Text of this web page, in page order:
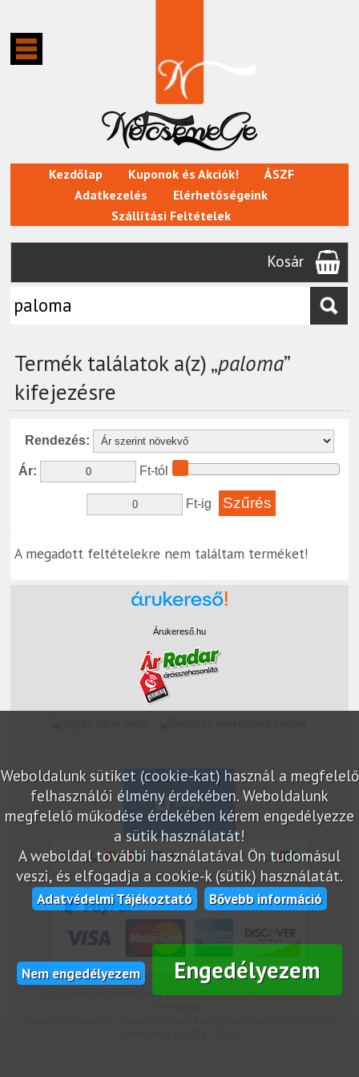
Kezdőlap Kuponok és Akciók!
ÁSZF
Adatkezelés
Elérhetőségeink
Szállítási Feltételek
Kosár
Termék találatok a(z) „paloma”
kifejezésre
Rendezés:
Ár: Ft-tól
Ft-ig
A megadott feltételekre nem találtam terméket!
Weboldalunk sütiket (cookie-kat) használ a megfelelő
felhasználói élmény érdekében. Weboldalunk
megfelelő működése érdekében kérem engedélyezze
a sütik használatát!
A weboldal további használatával Ön tudomásul
veszi, és elfogadja a cookie-k (sütik) használatát.
Adatvédelmi Tájékoztató Bővebb információ
Nem engedélyezem Engedélyezem
Árukereső.hu
Az oldalon feltüntetek árak bruttó árak. Az árváltoztatás jogát